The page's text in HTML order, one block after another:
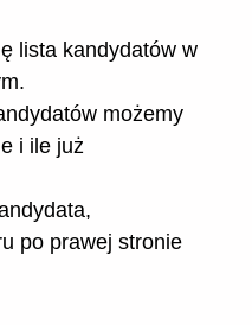
lista kandydatów w
możemy
i ile już
po prawej stronie